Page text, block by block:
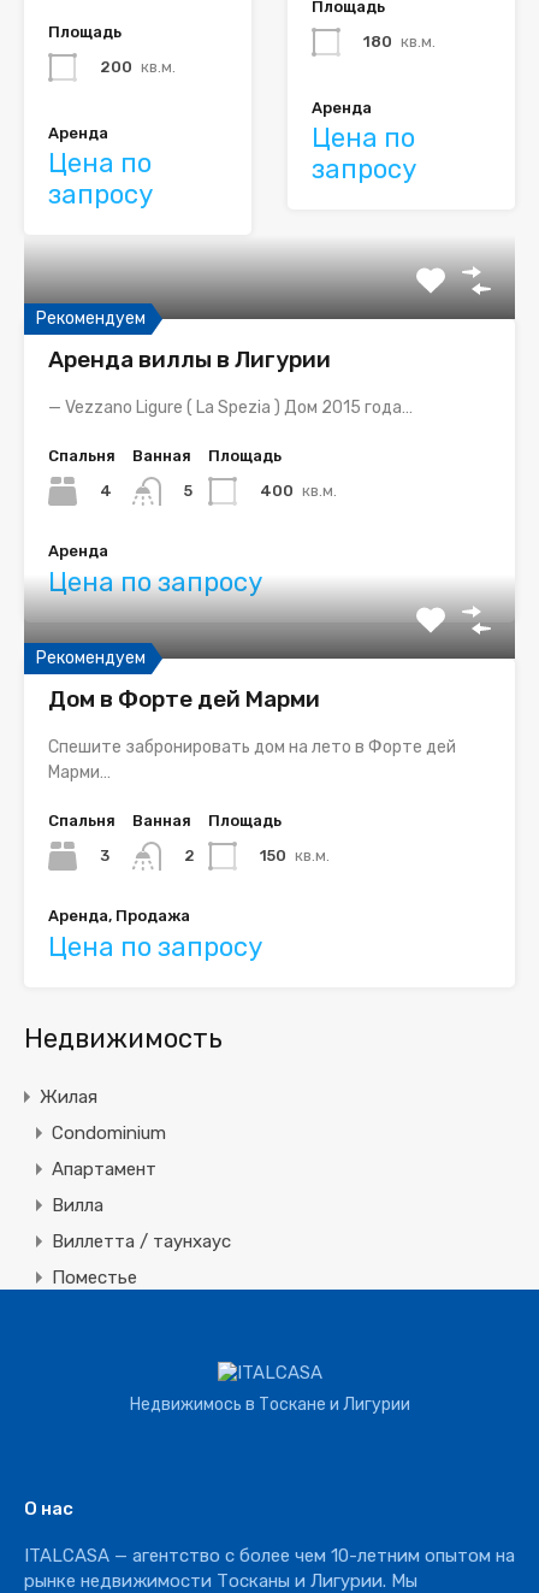
Площадь
200 кв.м.
Аренда
Цена по
запросу
Площадь
180 кв.м.
Аренда
Цена по
запросу
Рекомендуем
Аренда виллы в Лигурии
— Vezzano Ligure ( La Spezia ) Дом 2015 года…
Спальня
4
Ванная
5
Площадь
400 кв.м.
Аренда
Цена по запросу
Рекомендуем
Дом в Форте дей Марми
Спешите забронировать дом на лето в Форте дей
Марми…
Спальня
3
Ванная
2
Площадь
150 кв.м.
Аренда, Продажа
Цена по запросу
Недвижимость
Жилая
Condominium
Апартамент
Вилла
Виллетта / таунхаус
Поместье
Ресторан
Недвижимось в Тоскане и Лигурии
О нас
ITALCASA — агентство с более чем 10-летним опытом на
рынке недвижимости Тосканы и Лигурии. Мы